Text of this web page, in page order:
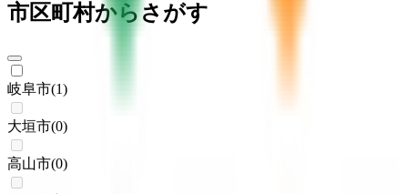
市区町村からさがす
岐阜市(1)
大垣市(0)
高山市(0)